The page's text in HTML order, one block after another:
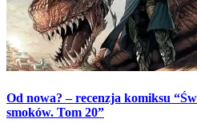
Od nowa? – recenzja komiksu
smoków. Tom 20”